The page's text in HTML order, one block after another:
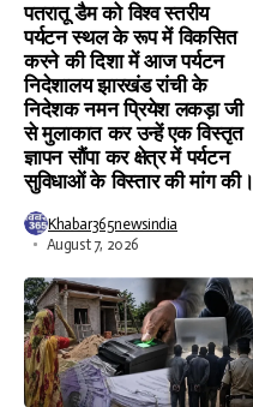
पतरातू डैम को विश्व स्तरीय
पर्यटन स्थल के रूप में विकसित
करने की दिशा में आज पर्यटन
निदेशालय झारखंड रांची के
निदेशक नमन प्रियेश लकड़ा जी
से मुलाकात कर उन्हें एक विस्तृत
ज्ञापन सौंपा कर क्षेत्र में पर्यटन
सुविधाओं के विस्तार की मांग की।
Khabar365newsindia
August 7, 2026